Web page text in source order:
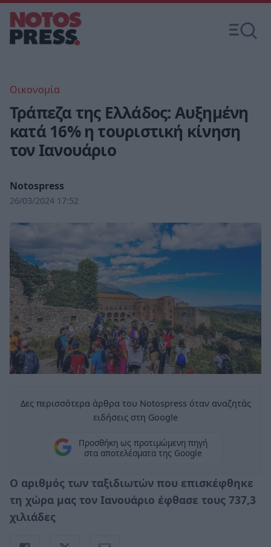
Οικονομία
Τράπεζα της Ελλάδος: Αυξημένη
κατά 16% η τουριστική κίνηση
τον Ιανουάριο
Notospress
26/03/2024 17:52
Δες περισσότερα άρθρα του Notospress όταν αναζητάς
ειδήσεις στη Google
Προσθήκη ως προτιμώμενη πηγή
στα αποτελέσματα της Google
Ο αριθμός των ταξιδιωτών που επισκέφθηκε
τη χώρα μας τον Ιανουάριο έφθασε τους 737,3
χιλιάδες